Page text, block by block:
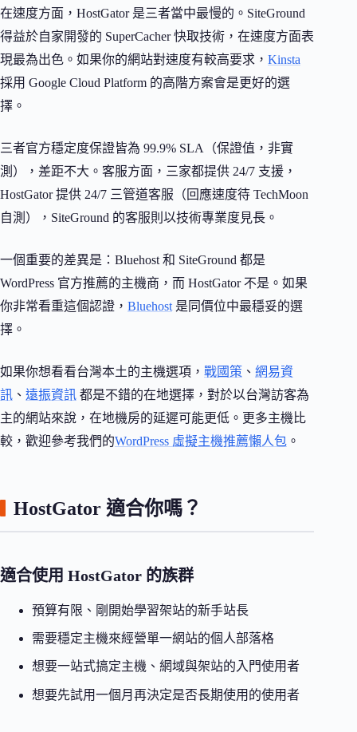
在速度方面，HostGator 是三者當中最慢的。SiteGround
得益於自家開發的 SuperCacher 快取技術，在速度方面表
現最為出色。如果你的網站對速度有較高要求， Kinsta
採用 Google Cloud Platform 的高階方案會是更好的選
擇。
三者官方穩定度保證皆為 99.9% SLA（保證值，非實
測），差距不大。客服方面，三家都提供 24/7 支援，
HostGator 提供 24/7 三管道客服（回應速度待 TechMoon
自測），SiteGround 的客服則以技術專業度見長。
一個重要的差異是：Bluehost 和 SiteGround 都是
WordPress 官方推薦的主機商，而 HostGator 不是。如果
你非常看重這個認證， Bluehost 是同價位中最穩妥的選
擇。
如果你想看看台灣本土的主機選項， 戰國策 、 網易資
訊 、 遠振資訊 都是不錯的在地選擇，對於以台灣訪客為
主的網站來說，在地機房的延遲可能更低。更多主機比
較，歡迎參考我們的WordPress 虛擬主機推薦懶人包 。
HostGator 適合你嗎？
適合使用 HostGator 的族群
預算有限、剛開始學習架站的新手站長
需要穩定主機來經營單一網站的個人部落格
想要一站式搞定主機、網域與架站的入門使用者
想要先試用一個月再決定是否長期使用的使用者